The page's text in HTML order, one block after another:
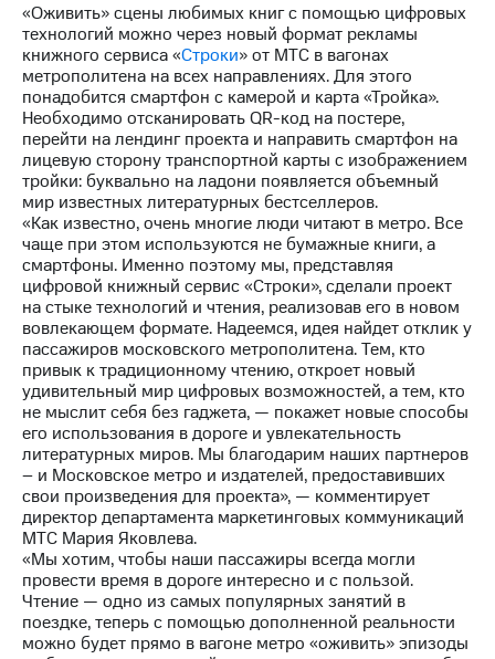
Контакты
Новости
в
регионе
и акционерам
Корпоративное
управление
Корпоративный
секретарь
Раскрытие
информации
Информация
акционерам
Документы
ПАО
"МТС"
Собрания
акционеров
Личный
кабинет
акционера
Акционерный
капитал
Контроль
и
аудит
Рынок
акций
«Оживить» сцены любимых книг с помощью цифровых
технологий можно через новый формат рекламы
книжного сервиса «Строки» от МТС в вагонах
метрополитена на всех направлениях. Для этого
понадобится смартфон с камерой и карта «Тройка».
Необходимо отсканировать QR-код на постере,
перейти на лендинг проекта и направить смартфон на
лицевую сторону транспортной карты с изображением
тройки: буквально на ладони появляется объемный
мир известных литературных бестселлеров.
«Как известно, очень многие люди читают в метро. Все
чаще при этом используются не бумажные книги, а
смартфоны. Именно поэтому мы, представляя
цифровой книжный сервис «Строки», сделали проект
на стыке технологий и чтения, реализовав его в новом
вовлекающем формате. Надеемся, идея найдет отклик у
пассажиров московского метрополитена. Тем, кто
привык к традиционному чтению, откроет новый
удивительный мир цифровых возможностей, а тем, кто
не мыслит себя без гаджета, — покажет новые способы
его использования в дороге и увлекательность
литературных миров. Мы благодарим наших партнеров
– и Московское метро и издателей, предоставивших
свои произведения для проекта», — комментирует
директор департамента маркетинговых коммуникаций
МТС Мария Яковлева.
«Мы хотим, чтобы наши пассажиры всегда могли
провести время в дороге интересно и с пользой.
Чтение — одно из самых популярных занятий в
поездке, теперь с помощью дополненной реальности
можно будет прямо в вагоне метро «оживить» эпизоды